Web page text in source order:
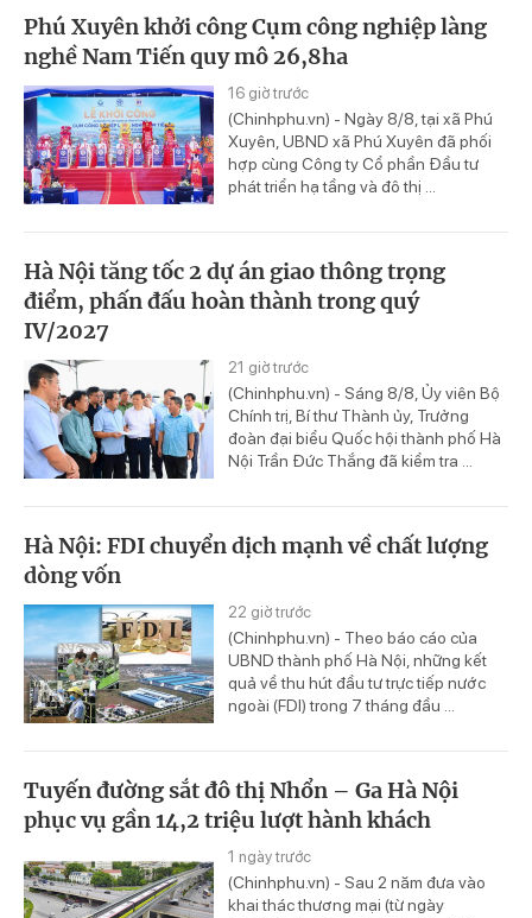
Phú Xuyên khởi công Cụm công nghiệp làng
nghề Nam Tiến quy mô 26,8ha
16 giờ trước
(Chinhphu.vn) - Ngày 8/8, tại xã Phú
Xuyên, UBND xã Phú Xuyên đã phối
hợp cùng Công ty Cổ phần Đầu tư
phát triển hạ tầng và đô thị ...
Hà Nội tăng tốc 2 dự án giao thông trọng
điểm, phấn đấu hoàn thành trong quý
IV/2027
21 giờ trước
(Chinhphu.vn) - Sáng 8/8, Ủy viên Bộ
Chính trị, Bí thư Thành ủy, Trưởng
đoàn đại biểu Quốc hội thành phố Hà
Nội Trần Đức Thắng đã kiểm tra ...
Hà Nội: FDI chuyển dịch mạnh về chất lượng
dòng vốn
22 giờ trước
(Chinhphu.vn) - Theo báo cáo của
UBND thành phố Hà Nội, những kết
quả về thu hút đầu tư trực tiếp nước
ngoài (FDI) trong 7 tháng đầu ...
Tuyến đường sắt đô thị Nhổn – Ga Hà Nội
phục vụ gần 14,2 triệu lượt hành khách
1 ngày trước
(Chinhphu.vn) - Sau 2 năm đưa vào
khai thác thương mại (từ ngày